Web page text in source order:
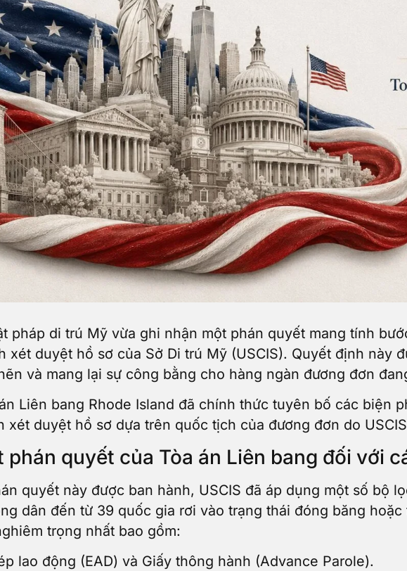
pháp di trú Mỹ vừa ghi nhận một phán quyết mang tính
xét duyệt hồ sơ của Sở Di trú Mỹ (USCIS). Quyết định này
và mang lại sự công bằng cho hàng ngàn đương đơn
Liên bang Rhode Island đã chính thức tuyên bố các biện
xét duyệt hồ sơ dựa trên quốc tịch của đương đơn do
phán quyết của Tòa án Liên bang đối với
quyết này được ban hành, USCIS đã áp dụng một số bộ
dân đến từ 39 quốc gia rơi vào trạng thái đóng băng
trọng nhất bao gồm:
lao động (EAD) và Giấy thông hành (Advance Parole).